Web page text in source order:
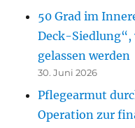
50 Grad im
Deck-
gelassen werden
30. Juni 2026
Pflegearmut
Operation zur